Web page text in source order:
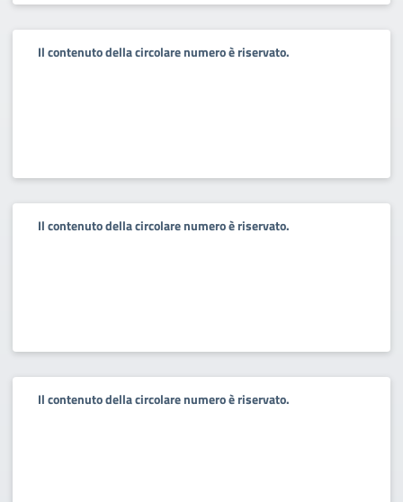
Il contenuto della circolare numero è riservato.
Il contenuto della circolare numero è riservato.
Il contenuto della circolare numero è riservato.